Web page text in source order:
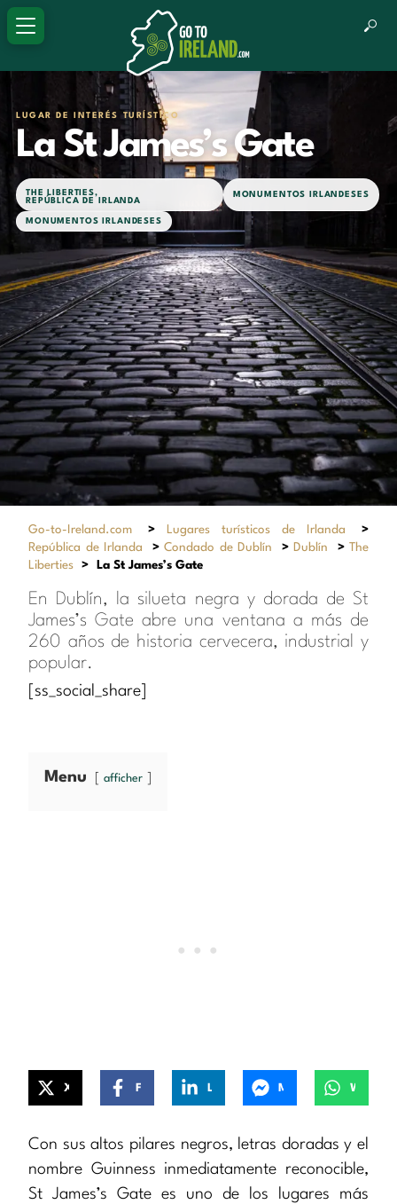
LUGAR DE INTERÉS TURÍSTICO
La St James’s Gate
THE LIBERTIES,
REPÚBLICA DE IRLANDA
MONUMENTOS IRLANDESES
MONUMENTOS IRLANDESES
Go-to-Ireland.com > Lugares turísticos de Irlanda
>
República de Irlanda
> Condado de Dublín > Dublín > The
Liberties
> La St James’s Gate
En Dublín, la silueta negra y dorada de St
James’s Gate abre una ventana a más de
260 años de historia cervecera, industrial y
popular.
[ss_social_share]
Menu afficher
Con sus altos pilares negros, letras doradas y el
nombre Guinness inmediatamente reconocible,
St James’s Gate es uno de los lugares más